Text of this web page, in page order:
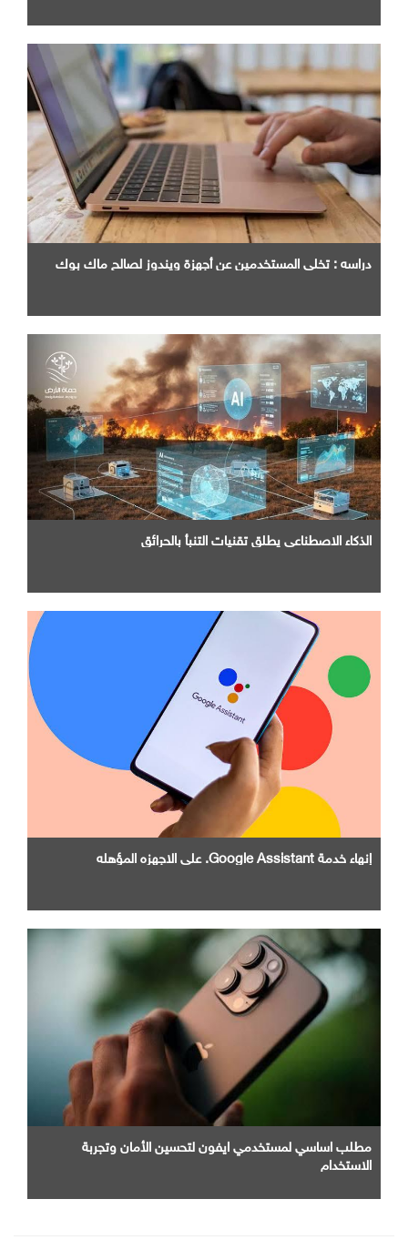
دراسه : تخلي المستخدمين عن أجهزة ويندوز لصالح ماك بوك
الذكاء الاصطناعي يطلق تقنيات التنبأ بالحرائق
إنهاء خدمة Google Assistant. علي الاجهزه المؤهله
مطلب اساسي لمستخدمي ايفون لتحسين الأمان وتجربة
الاستخدام